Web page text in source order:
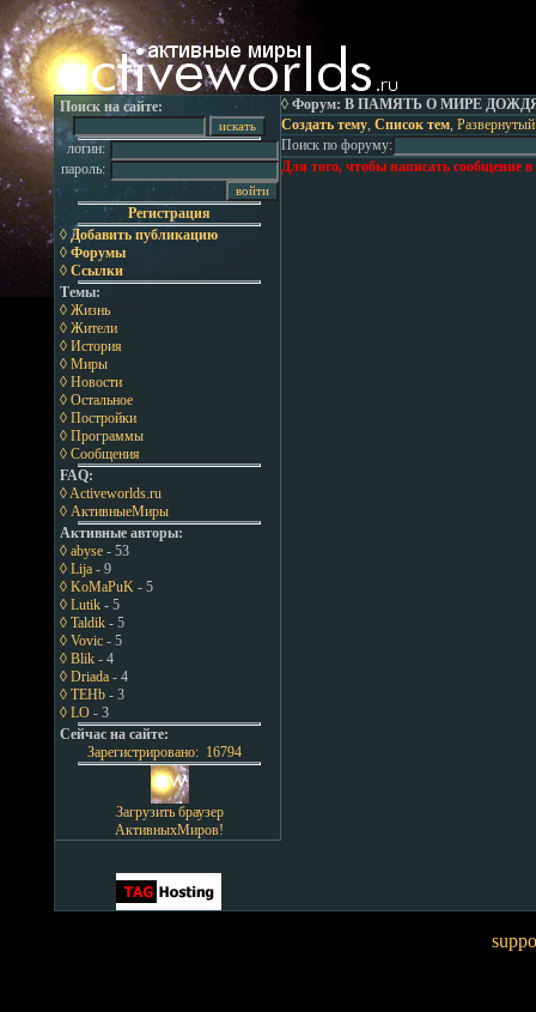
Поиск на сайте:
логин:
пароль:
Регистрация
◊ Добавить публикацию
◊ Форумы
◊ Ссылки
Темы:
◊ Жизнь
◊ Жители
◊ История
◊ Миры
◊ Новости
◊ Остальное
◊ Постройки
◊ Программы
◊ Сообщения
FAQ:
◊ Activeworlds.ru
◊ АктивныеМиры
Активные авторы:
◊ abyse - 53
◊ Lija - 9
◊ KoMaPuK - 5
◊ Lutik - 5
◊ Taldik - 5
◊ Vovic - 5
◊ Blik - 4
◊ Driada - 4
◊ TEHb - 3
◊ LO - 3
Сейчас на сайте:
Зарегистрировано: 16794
Загрузить браузер
АктивныхМиров!
◊ Форум: В ПАМЯТЬ О МИРЕ
Создать тему, Список тем,
Поиск по форуму:
Для того, чтобы написать сообщение